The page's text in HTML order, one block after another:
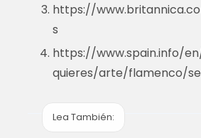
https://
s
https://www.spain.info/
quieres/arte/flamenco/
Lea También: